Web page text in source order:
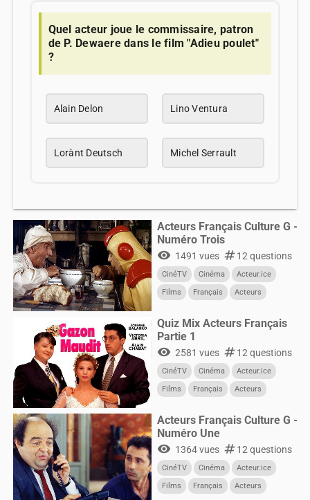
Quel acteur joue le commissaire, patron
de P. Dewaere dans le film "Adieu poulet"
?
Alain Delon Lino Ventura
Lorànt Deutsch Michel Serrault
Acteurs Français Culture G -
Numéro Trois
visibility 1491 vues numbers12 questions
CinéTV Cinéma
Acteur.ice
Films
Français Acteurs
Quiz Mix Acteurs Français
Partie 1
visibility 2581 vues numbers12 questions
CinéTV Cinéma
Acteur.ice
Films
Français Acteurs
Acteurs Français Culture G -
Numéro Une
visibility 1364 vues numbers12 questions
CinéTV Cinéma
Acteur.ice
Films
Français Acteurs